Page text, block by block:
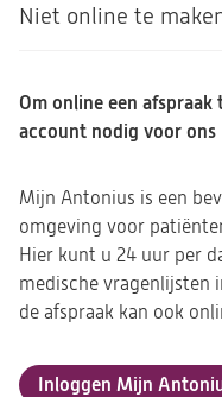
Niet online te
Om online een
account nodig voor
Mijn Antonius is een
omgeving voor
Hier kunt u 24 uur per
medische vragenlijsten
de afspraak kan ook
Inloggen Mijn